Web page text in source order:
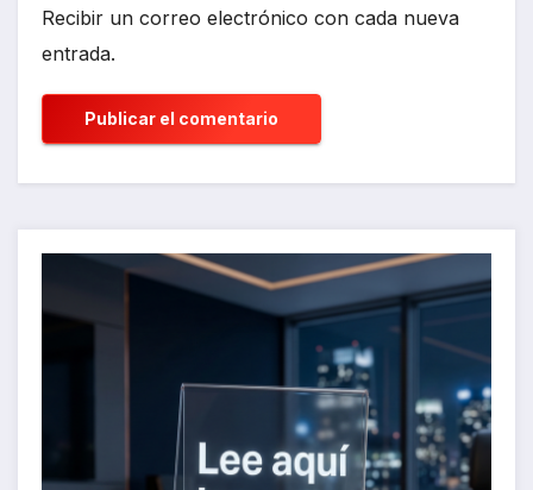
Recibir un correo electrónico con cada nueva
entrada.